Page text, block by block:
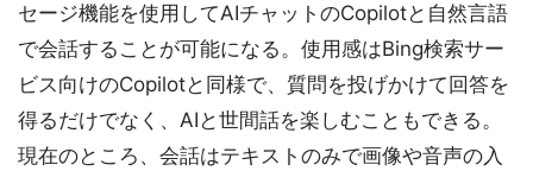
セージ機能を使用してAIチャットのCopilotと自然言語
で会話することが可能になる。使用感はBing検索サー
ビス向けのCopilotと同様で、質問を投げかけて回答を
得るだけでなく、AIと世間話を楽しむこともできる。
現在のところ、会話はテキストのみで画像や音声の入